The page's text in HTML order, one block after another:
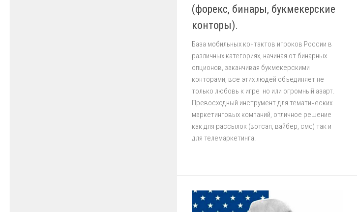
(форекс, бинары, букмекерские
конторы).
База мобильных контактов игроков России в
различных категориях, начиная от бинарных
опционов, заканчивая букмекерскими
конторами, все этих людей объединяет не
только любовь к игре но или огромный азарт.
Превосходный инструмент для тематических
маркетинговых компаний, отличное решение
как для рассылок (вотсап, вайбер, смс) так и
для телемаркетинга.